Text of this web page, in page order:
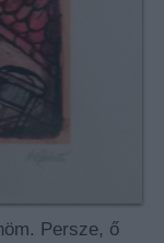
Persze, ő